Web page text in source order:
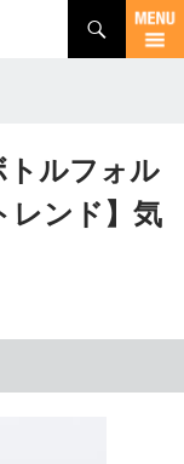
トルフォル
レンド】気